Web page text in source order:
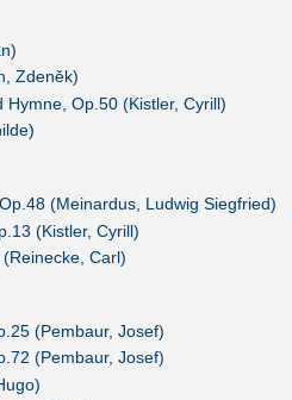
Zdeněk)
Op.50 (Kistler, Cyrill)
(Meinardus, Ludwig Siegfried)
(Kistler, Cyrill)
Carl)
(Pembaur, Josef)
(Pembaur, Josef)